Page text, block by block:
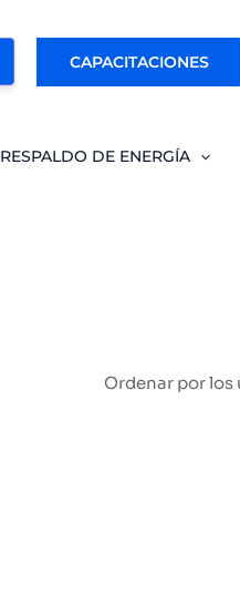
CAPACITACIONES
RESPALDO DE ENERGÍA